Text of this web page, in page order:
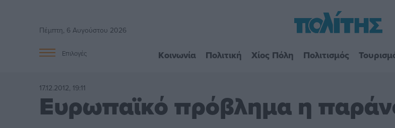
Πέμπτη, 6 Αυγούστου 2026
Επιλογές Κοινωνία Πολιτική Χίος Πόλη Πολιτισμός
17.12.2012, 19:11
Ευρωπαϊκό πρόβλημα η